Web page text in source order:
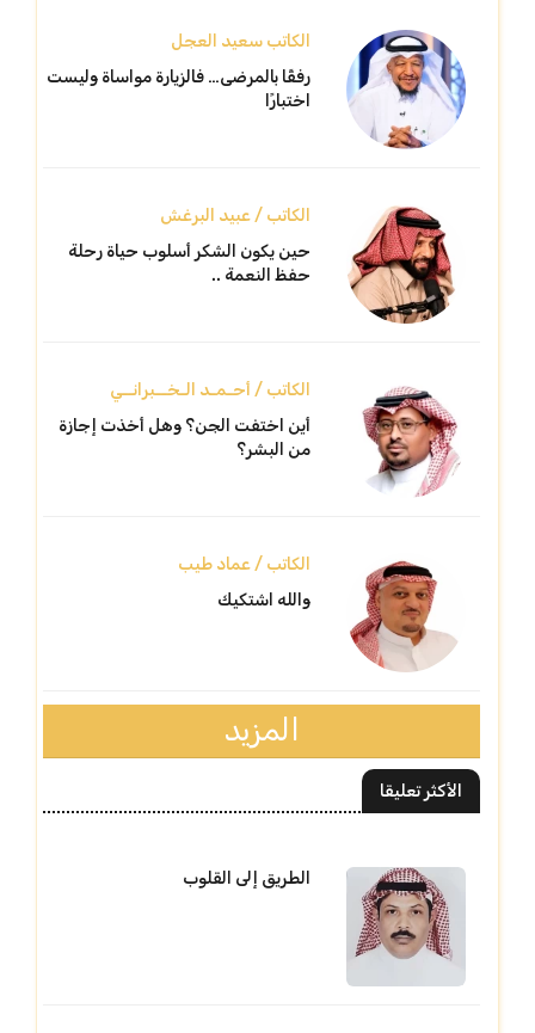
الكاتب سعيد العجل
رفقًا بالمرضى… فالزيارة مواساة وليست
اختبارًا
الكاتب / عبيد البرغش
حين يكون الشكر أسلوب حياة رحلة
حفظ النعمة ..
الكاتب / أحـمـد الـخــبرانــي
أين اختفت الجن؟ وهل أخذت إجازة
من البشر؟
الكاتب / عماد طيب
والله اشتكيك
المزيد
الأكثر تعليقا
الطريق إلى القلوب